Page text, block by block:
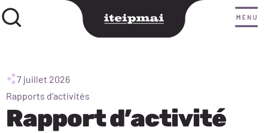
7 juillet 2026
Rapports d’activités
Rapport d’activité